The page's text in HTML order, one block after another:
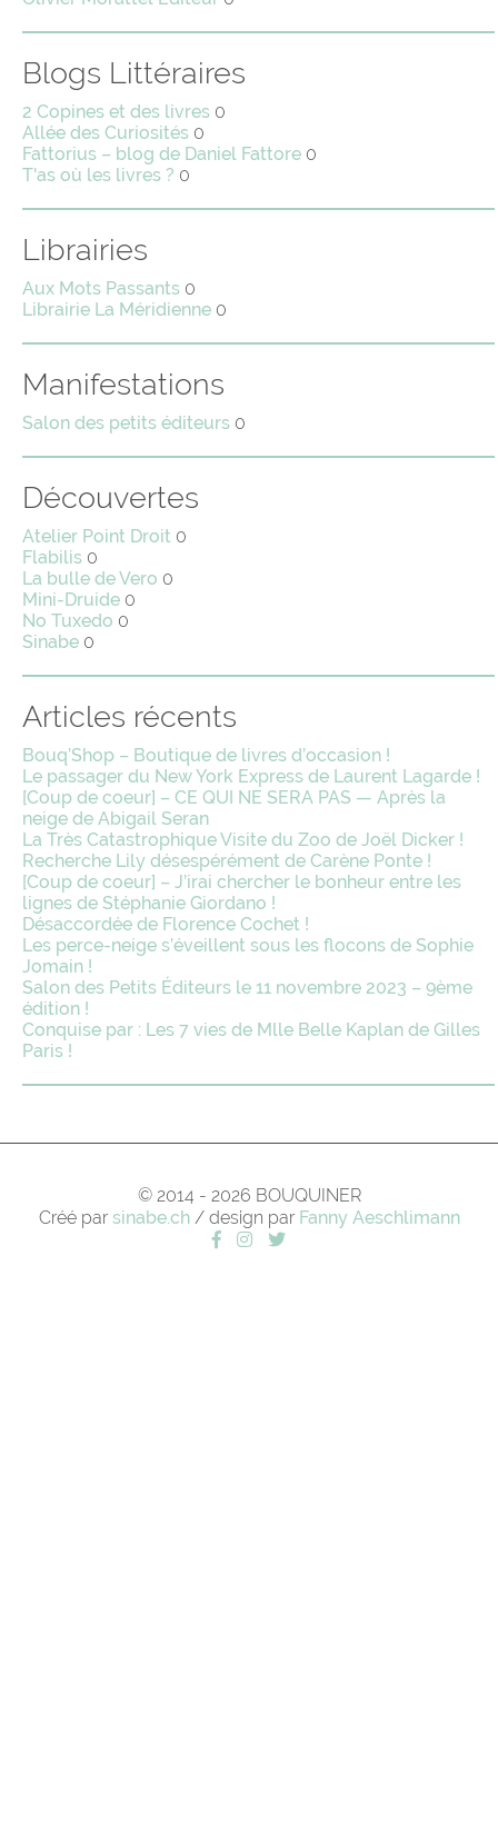
Blogs Littéraires
2 Copines et des livres 0
Allée des Curiosités 0
Fattorius – blog de Daniel Fattore 0
T'as où les livres ? 0
Librairies
Aux Mots Passants 0
Librairie La Méridienne 0
Manifestations
Salon des petits éditeurs 0
Découvertes
Atelier Point Droit 0
Flabilis 0
La bulle de Vero 0
Mini-Druide 0
No Tuxedo 0
Sinabe 0
Articles récents
Bouq’Shop – Boutique de livres d’occasion !
Le passager du New York Express de Laurent Lagarde !
[Coup de coeur] – CE QUI NE SERA PAS — Après la
neige de Abigail Seran
La Très Catastrophique Visite du Zoo de Joël Dicker !
Recherche Lily désespérément de Carène Ponte !
[Coup de coeur] – J’irai chercher le bonheur entre les
lignes de Stéphanie Giordano !
Désaccordée de Florence Cochet !
Les perce-neige s’éveillent sous les flocons de Sophie
Jomain !
Salon des Petits Éditeurs le 11 novembre 2023 – 9ème
édition !
Conquise par : Les 7 vies de Mlle Belle Kaplan de Gilles
Paris !
© 2014 - 2026 BOUQUINER
Créé parsinabe.ch/ design par Fanny Aeschlimann